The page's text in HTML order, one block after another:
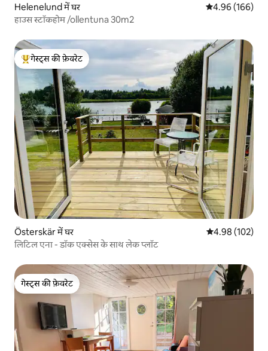
Helenelund में घर औसत रेटिंग 5 में से
4.96 (166)
हाउस स्टॉकहोम /ollentuna 30m2
गेस्ट्स का टॉप फ़ेवरेट
गेस्ट्स की फ़ेवरेट
Österskär में घर औसत रेटिंग 5 में से
4.98 (102)
लिटिल एना - डॉक एक्सेस के साथ लेक प्लॉट
गेस्ट्स की फ़ेवरेट
गेस्ट्स की फ़ेवरेट